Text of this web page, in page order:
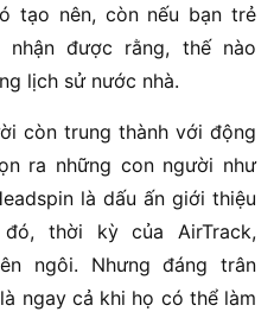
tạo nên, còn nếu bạn trẻ
được rằng, thế nào
lịch sử nước nhà.
còn trung thành với động
ra những con người như
là dấu ấn giới thiệu
thời kỳ của AirTrack,
ngôi. Nhưng đáng trân
ngay cả khi họ có thể làm